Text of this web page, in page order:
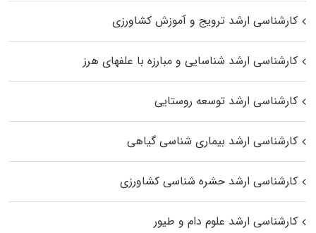
کارشناسی ارشد ترویج و آموزش کشاورزی
کارشناسی ارشد شناسایی و مبارزه با علفهای هرز
کارشناسی ارشد توسعه روستایی
کارشناسی ارشد بیماری‌ شناسی گیاهی
کارشناسی ارشد حشره‌ شناسی کشاورزی
کارشناسی ارشد علوم دام و طیور